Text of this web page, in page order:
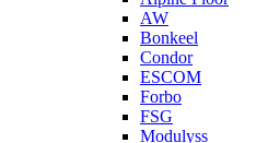
AW
Bonkeel
Condor
ESCOM
Forbo
FSG
Modulyss